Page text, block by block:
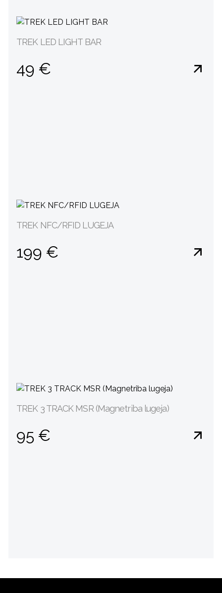
TREK LED LIGHT BAR
49 €
TREK NFC/RFID LUGEJA
199 €
TREK 3 TRACK MSR (Magnetriba lugeja)
95 €